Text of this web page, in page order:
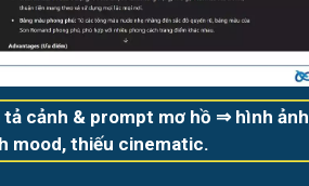
tả cảnh & prompt mơ hồ ⇒ hình ảnh
mood, thiếu cinematic.